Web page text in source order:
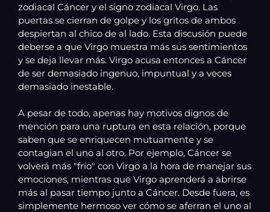
zodiacal Cáncer y el signo zodiacal Virgo. Las
puertas se cierran de golpe y los gritos de ambos
despiertan al chico de al lado. Esta discusión puede
deberse a que Virgo muestra más sus sentimientos
y se deja llevar más. Virgo acusa entonces a Cáncer
de ser demasiado ingenuo, impuntual y a veces
demasiado inestable.
A pesar de todo, apenas hay motivos dignos de
mención para una ruptura en esta relación, porque
saben que se enriquecen mutuamente y se
contagian el uno al otro. Por ejemplo, Cáncer se
volverá más "frío" con Virgo a la hora de manejar sus
emociones, mientras que Virgo aprenderá a abrirse
más al pasar tiempo junto a Cáncer. Desde fuera, es
simplemente hermoso ver cómo se aferran el uno al